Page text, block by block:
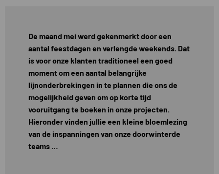
De maand mei werd gekenmerkt door een
aantal feestdagen en verlengde weekends. Dat
is voor onze klanten traditioneel een goed
moment om een aantal belangrijke
lijnonderbrekingen in te plannen die ons de
mogelijkheid geven om op korte tijd
vooruitgang te boeken in onze projecten.
Hieronder vinden jullie een kleine bloemlezing
van de inspanningen van onze doorwinterde
teams …